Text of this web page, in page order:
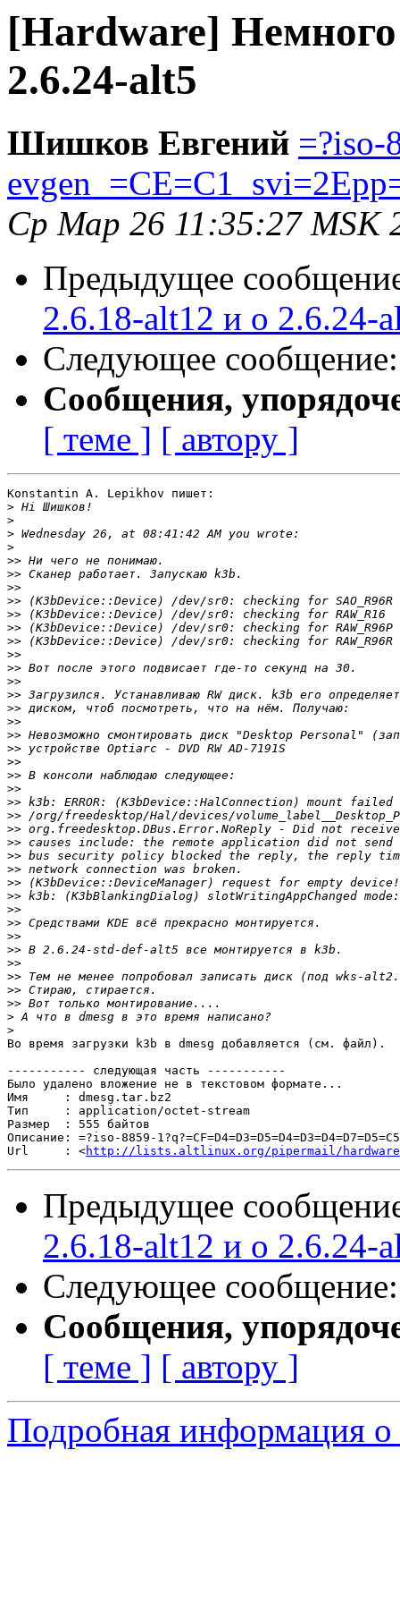
[Hardware] Немного
2.6.24-alt5
Шишков Евгений =?iso-
Ср Мар 26 11:35:27 MSK
Предыдущее
2.6.18-alt12 и о 2.6.24-
Следующее
Сообщения,
[ теме ] [ автору ]
Konstantin A. Lepikhov пишет:
>
>
>
>
>>
>>
>>
>>
>>
>>
>>
>>
>>
>>
>>
>>
>>
>>
>>
>>
>>
>>
>>
>>
>>
>>
>>
>>
>>
>>
>>
>>
>>
>>
>>
>>
>>
>>
>
>
Во время загрузки k3b в dmesg добавляется (см. файл).
----------- следующая часть -----------
Было удалено вложение не в текстовом формате...
Имя     : dmesg.tar.bz2
Тип     : application/octet-stream
Размер  : 555 байтов
Описание: =?iso-8859-
Url     : <http://lists.altlinux.org/pipermail/hardware/
Предыдущее
2.6.18-alt12 и о 2.6.24-
Следующее
Сообщения,
[ теме ] [ автору ]
Подробная информация о